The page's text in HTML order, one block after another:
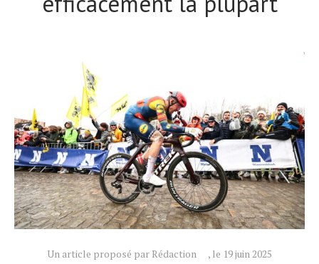
Un article proposé par Rédaction , le 19 juin 2025